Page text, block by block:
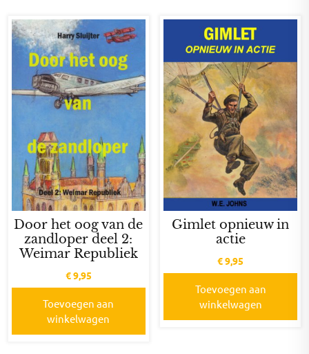
Door het oog van de
zandloper deel 2:
Weimar Republiek
€9,95
Toevoegen aan
winkelwagen
Gimlet opnieuw in
actie
€9,95
Toevoegen aan
winkelwagen